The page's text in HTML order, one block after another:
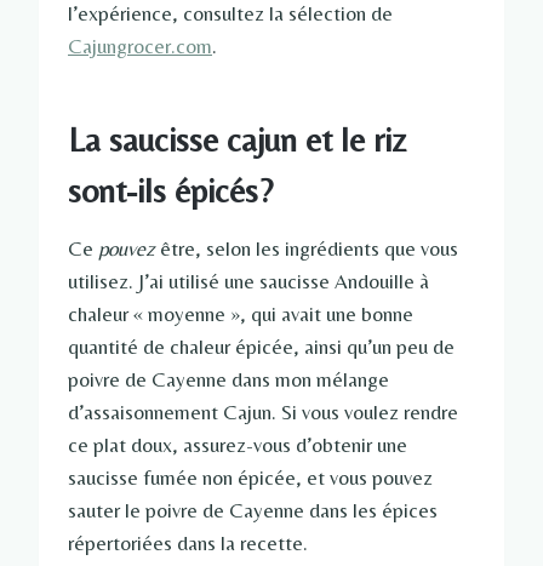
l’expérience, consultez la sélection de
Cajungrocer.com.
La saucisse cajun et le riz
sont-ils épicés?
Ce pouvezêtre, selon les ingrédients que vous
utilisez. J’ai utilisé une saucisse Andouille à
chaleur « moyenne », qui avait une bonne
quantité de chaleur épicée, ainsi qu’un peu de
poivre de Cayenne dans mon mélange
d’assaisonnement Cajun. Si vous voulez rendre
ce plat doux, assurez-vous d’obtenir une
saucisse fumée non épicée, et vous pouvez
sauter le poivre de Cayenne dans les épices
répertoriées dans la recette.